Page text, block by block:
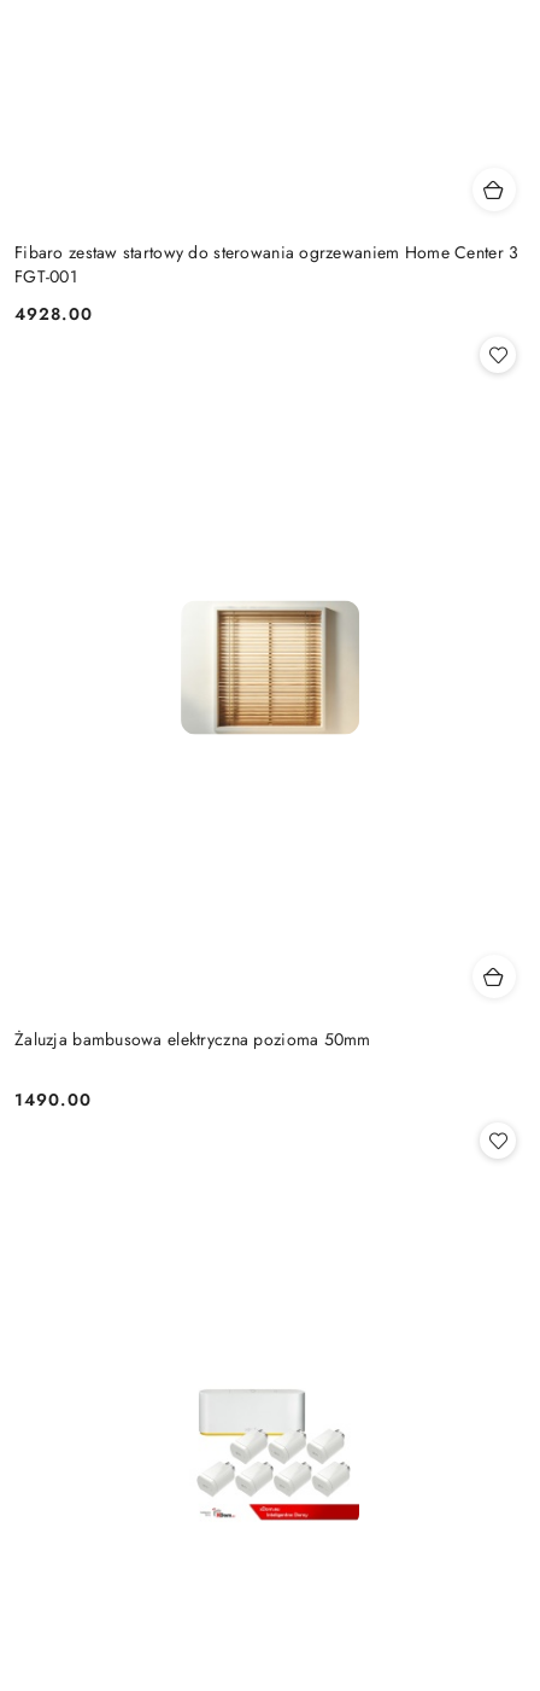
Fibaro zestaw startowy do sterowania ogrzewaniem Home Center 3
FGT-001
Cena:
4928.00
Żaluzja bambusowa elektryczna pozioma 50mm
Cena:
1490.00